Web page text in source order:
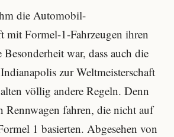
die Automobil-
mit Formel-1-Fahrzeugen ihren
war, dass auch die
zur Weltmeisterschaft
völlig andere Regeln. Denn
Rennwagen fahren, die nicht auf
1 basierten. Abgesehen von